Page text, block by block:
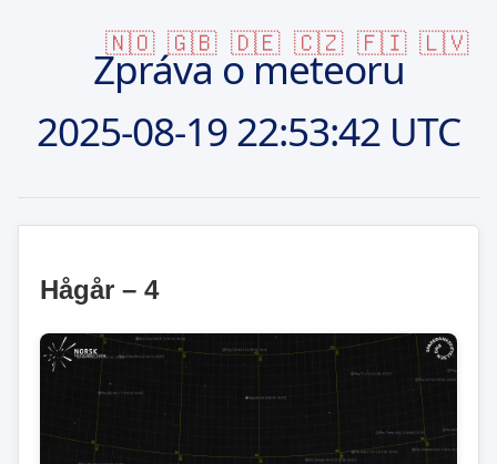
🇳🇴 🇬🇧 🇩🇪 🇨🇿 🇫🇮 🇱🇻
Zpráva o meteoru
2025-08-1922:53:42 UTC
Hågår – 4